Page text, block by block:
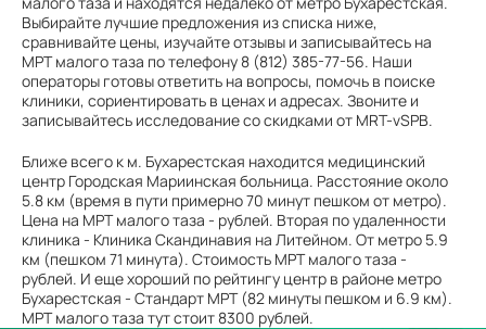
Выбирайте лучшие предложения из списка ниже,
сравнивайте цены, изучайте отзывы и записывайтесь на
МРТ малого таза по телефону 8 (812) 385-77-56. Наши
операторы готовы ответить на вопросы, помочь в поиске
клиники, сориентировать в ценах и адресах. Звоните и
записывайтесь исследование со скидками от MRT-vSPB.
Ближе всего к м. Бухарестская находится медицинский
центр Городская Мариинская больница. Расстояние около
5.8 км (время в пути примерно 70 минут пешком от метро).
Цена на МРТ малого таза - рублей. Вторая по удаленности
клиника - Клиника Скандинавия на Литейном. От метро 5.9
км (пешком 71 минута). Стоимость МРТ малого таза -
рублей. И еще хороший по рейтингу центр в районе метро
Бухарестская - Стандарт МРТ (82 минуты пешком и 6.9 км).
МРТ малого таза тут стоит 8300 рублей.